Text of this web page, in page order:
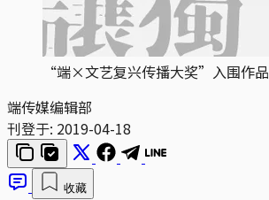
“端×文艺复兴传播大奖”入围作品
端传媒编辑部
刊登于: 2019-04-18
收藏